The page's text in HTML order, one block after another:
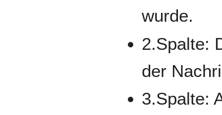
wurde.
2.Spalte:
der
3.Spalte: